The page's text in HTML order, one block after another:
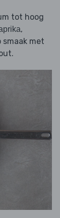
tot hoog
,
smaak met